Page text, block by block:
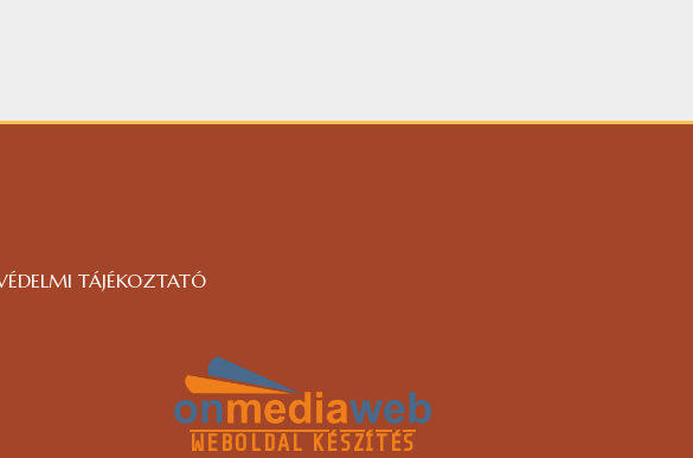
TÁJÉKOZTATÓ
WEBOLDAL KÉSZÍTÉS